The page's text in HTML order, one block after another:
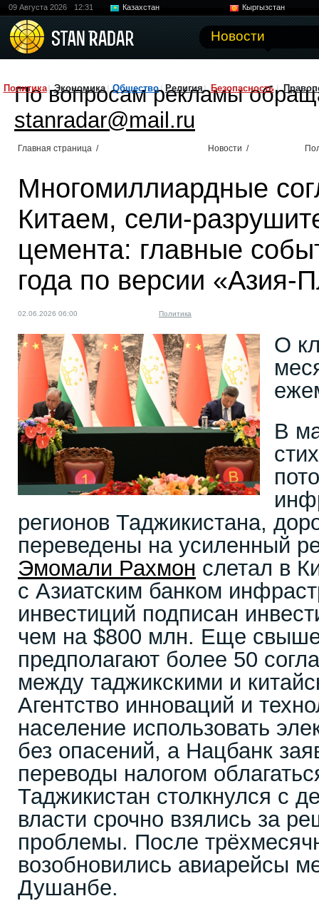
09 Августа 2026 12:31 Казахстан
Кыргызстан
Новости
Политика Экономика Общество Религия Безопасность
По вопросам рекламы
stanradar@mail.ru
Главная страница / Новости /
Многомиллиардные
Китаем, сели-
цемента: главные
года по версии «Азия-
02.06.2026 06:00 Политика
О
В
регионов Таджикистана,
переведены на усиленный
Эмомали Рахмон слетал в
с Азиатским банком
инвестиций подписан
чем на $800 млн. Еще
предполагают более 50
между таджикскими и
Агентство инноваций и
население использовать
без опасений, а Нацбанк
переводы налогом
Таджикистан столкнулся с
власти срочно взялись за
проблемы. После
возобновились авиарейсы
Душанбе.